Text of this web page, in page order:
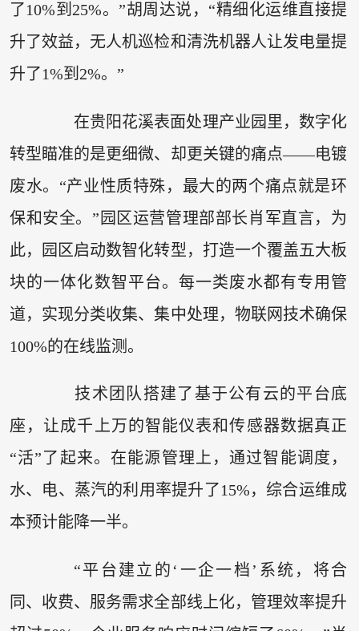
了10%到25%。”胡周达说，“精细化运维直接提
升了效益，无人机巡检和清洗机器人让发电量提
升了1%到2%。”
在贵阳花溪表面处理产业园里，数字化
转型瞄准的是更细微、却更关键的痛点——电镀
废水。“产业性质特殊，最大的两个痛点就是环
保和安全。”园区运营管理部部长肖军直言，为
此，园区启动数智化转型，打造一个覆盖五大板
块的一体化数智平台。每一类废水都有专用管
道，实现分类收集、集中处理，物联网技术确保
100%的在线监测。
技术团队搭建了基于公有云的平台底
座，让成千上万的智能仪表和传感器数据真正
“活”了起来。在能源管理上，通过智能调度，
水、电、蒸汽的利用率提升了15%，综合运维成
本预计能降一半。
“平台建立的‘一企一档’系统，将合
同、收费、服务需求全部线上化，管理效率提升